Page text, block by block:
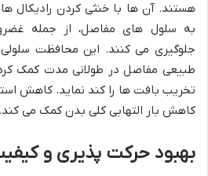
هستند. آن ها با خنثی کردن رادیکال
به سلول های مفاصل، از جمله
جلوگیری می کنند. این محافظت
طبیعی مفاصل در طولانی مدت کمک
تخریب بافت ها را کند نماید. کاهش
کاهش بار التهابی کلی بدن کمک می کند.
بهبود حرکت پذیری و